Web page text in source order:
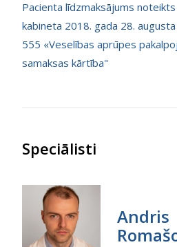
Pacienta līdzmaksājums
kabineta 2018. gada 28.
555 «Veselības aprūpes
samaksas kārtība"
Speciālisti
Andris